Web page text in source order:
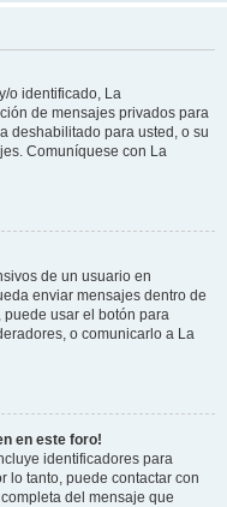
o identificado, La
de mensajes privados para
deshabilitado para usted, o su
Comuníquese con La
de un usuario en
enviar mensajes dentro de
puede usar el botón para
o comunicarlo a La
en este foro!
identificadores para
lo tanto, puede contactar con
del mensaje que